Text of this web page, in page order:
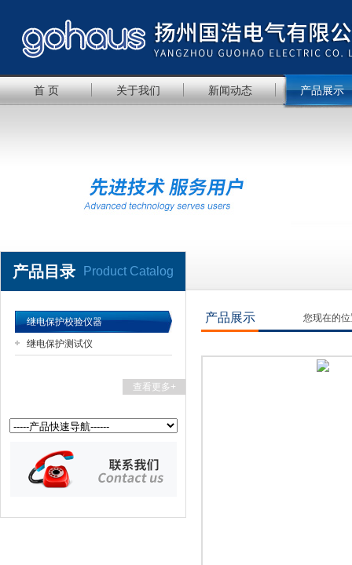
首 页 关于我们 新闻动态 产品展示
产品目录 Product Catalog
继电保护校验仪器
继电保护测试仪
查看更多+
产品展示 您现在的